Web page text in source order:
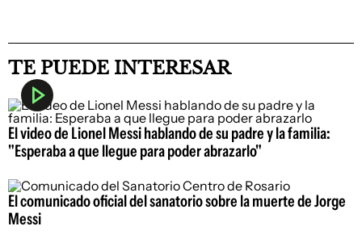
TE PUEDE INTERESAR
El video de Lionel Messi hablando de su padre y la familia:
"Esperaba a que llegue para poder abrazarlo"
El comunicado oficial del sanatorio sobre la muerte de Jorge
Messi